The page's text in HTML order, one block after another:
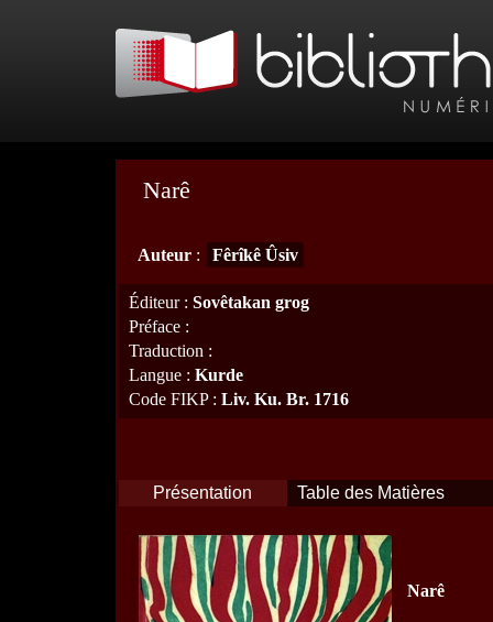
Narê
Auteur : Fêrîkê Ûsiv
Éditeur: Sovêtakan grog
Préface :
Traduction :
Langue : Kurde
Code FIKP: Liv. Ku. Br. 1716
Présentation Table des Matières
Narê